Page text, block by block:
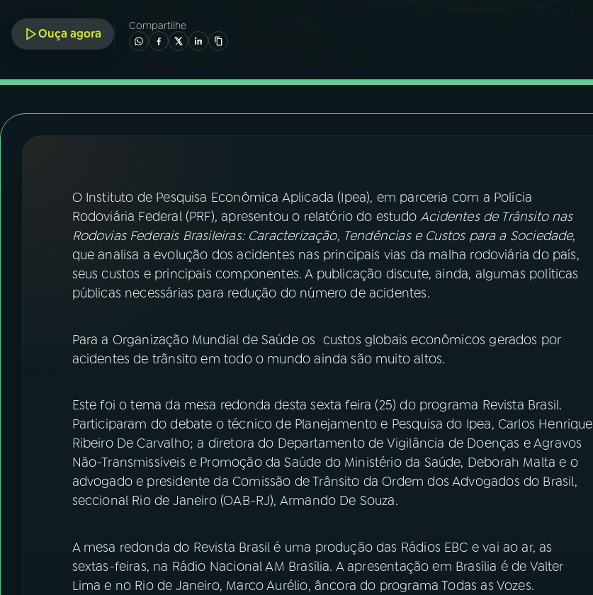
05PODCASTS
FESTIVAL DE MÚSICA
ACOMPANHE A RÁDIO NACIONAL
Facebook
Instagram X
Ouça agora
Compartilhe
O Instituto de Pesquisa Econômica Aplicada (Ipea), em parceria com a Polícia
Rodoviária Federal (PRF), apresentou o relatório do estudoAcidentes de Trânsito nas
Rodovias Federais Brasileiras: Caracterização, Tendências e Custos para a Sociedade,
que analisa a evolução dos acidentes nas principais vias da malha rodoviária do país,
seus custos e principais componentes. A publicação discute, ainda, algumas políticas
públicas necessárias para redução do número de acidentes.
Para a Organização Mundial de Saúde os custos globais econômicos gerados por
acidentes de trânsito em todo o mundo ainda são muito altos.
Este foi o tema da mesa redonda desta sexta feira (25) do programa Revista Brasil.
Participaram do debate o técnico de Planejamento e Pesquisa do Ipea, Carlos Henrique
Ribeiro De Carvalho; a diretora do Departamento de Vigilância de Doenças e Agravos
Não-Transmissíveis e Promoção da Saúde do Ministério da Saúde, Deborah Malta e o
advogado e presidente da Comissão de Trânsito da Ordem dos Advogados do Brasil,
seccional Rio de Janeiro (OAB-RJ), Armando De Souza.
A mesa redonda do Revista Brasil é uma produção das Rádios EBC e vai ao ar, as
sextas-feiras, na Rádio Nacional AM Brasília. A apresentação em Brasília é de Valter
Lima e no Rio de Janeiro, Marco Aurélio, âncora do programa Todas as Vozes.